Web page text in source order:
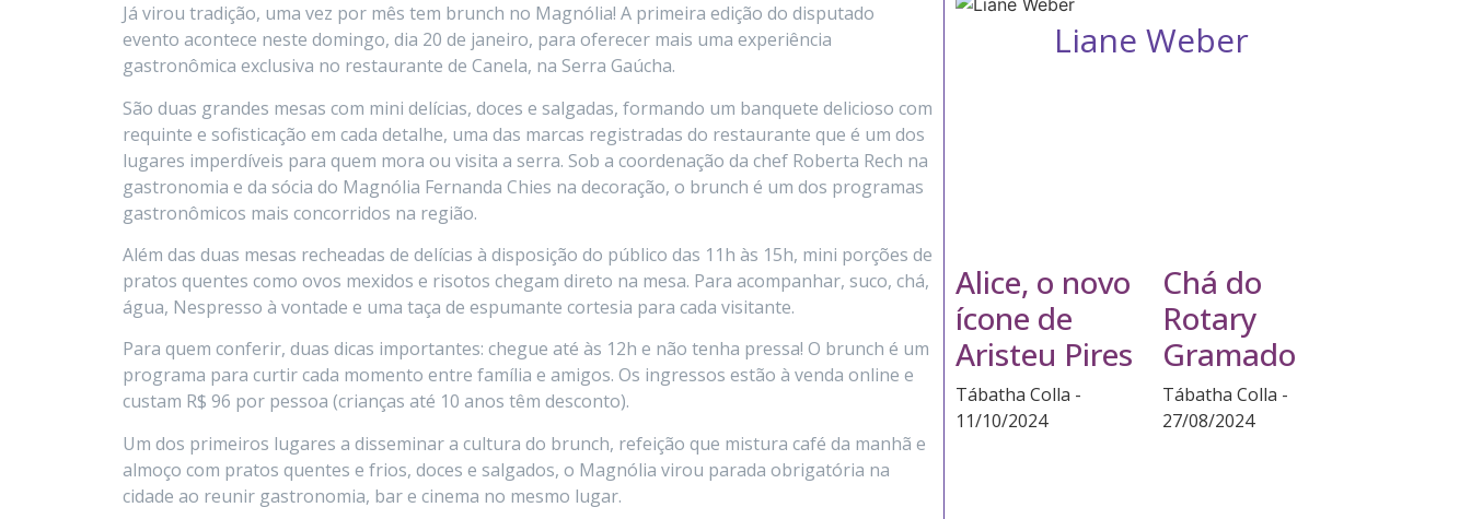
Já virou tradição, uma vez por mês tem brunch no Magnólia! A primeira edição do disputado
evento acontece neste domingo, dia 20 de janeiro, para oferecer mais uma experiência
gastronômica exclusiva no restaurante de Canela, na Serra Gaúcha.
São duas grandes mesas com mini delícias, doces e salgadas, formando um banquete delicioso com
requinte e sofisticação em cada detalhe, uma das marcas registradas do restaurante que é um dos
lugares imperdíveis para quem mora ou visita a serra. Sob a coordenação da chef Roberta Rech na
gastronomia e da sócia do Magnólia Fernanda Chies na decoração, o brunch é um dos programas
gastronômicos mais concorridos na região.
Além das duas mesas recheadas de delícias à disposição do público das 11h às 15h, mini porções de
pratos quentes como ovos mexidos e risotos chegam direto na mesa. Para acompanhar, suco, chá,
água, Nespresso à vontade e uma taça de espumante cortesia para cada visitante.
Para quem conferir, duas dicas importantes: chegue até às 12h e não tenha pressa! O brunch é um
programa para curtir cada momento entre família e amigos. Os ingressos estão à venda online e
custam R$ 96 por pessoa (crianças até 10 anos têm desconto).
Um dos primeiros lugares a disseminar a cultura do brunch, refeição que mistura café da manhã e
almoço com pratos quentes e frios, doces e salgados, o Magnólia virou parada obrigatória na
cidade ao reunir gastronomia, bar e cinema no mesmo lugar.
Liane Weber
Alice, o novo
ícone de
Aristeu Pires
Tábatha Colla
11/10/2024
Chá do
Rotary
Gramado
Tábatha Colla
27/08/2024